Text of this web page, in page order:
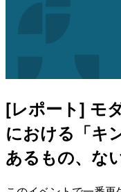
[レポート] モ
における「キ
あるもの、な